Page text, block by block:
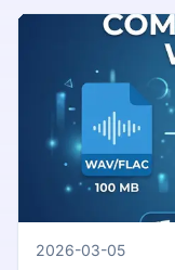
2026-03-05